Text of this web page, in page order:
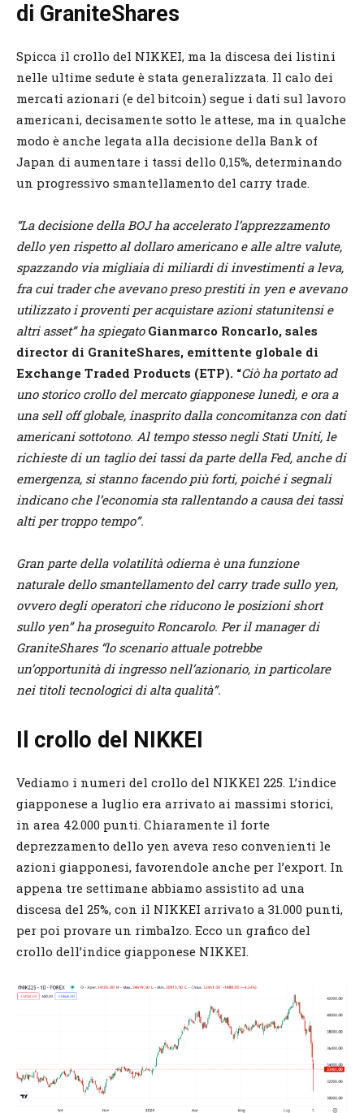
di GraniteShares
Spicca il crollo del NIKKEI, ma la discesa dei listini
nelle ultime sedute è stata generalizzata. Il calo dei
mercati azionari (e del bitcoin) segue i dati sul lavoro
americani, decisamente sotto le attese, ma in qualche
modo è anche legata alla decisione della Bank of
Japan di aumentare i tassi dello 0,15%, determinando
un progressivo smantellamento del carry trade.
“La decisione della BOJ ha accelerato l’apprezzamento
dello yen rispetto al dollaro americano e alle altre valute,
spazzando via migliaia di miliardi di investimenti a leva,
fra cui trader che avevano preso prestiti in yen e avevano
utilizzato i proventi per acquistare azioni statunitensi e
altri asset” ha spiegato Gianmarco Roncarlo, sales
director di GraniteShares, emittente globale di
Exchange Traded Products (ETP). “Ciò ha portato ad
uno storico crollo del mercato giapponese lunedì, e ora a
una sell off globale, inasprito dalla concomitanza con dati
americani sottotono. Al tempo stesso negli Stati Uniti, le
richieste di un taglio dei tassi da parte della Fed, anche di
emergenza, si stanno facendo più forti, poiché i segnali
indicano che l’economia sta rallentando a causa dei tassi
alti per troppo tempo”.
Gran parte della volatilità odierna è una funzione
naturale dello smantellamento del carry trade sullo yen,
ovvero degli operatori che riducono le posizioni short
sullo yen” ha proseguito Roncarolo. Per il manager di
GraniteShares “lo scenario attuale potrebbe
un’opportunità di ingresso nell’azionario, in particolare
nei titoli tecnologici di alta qualità”.
Il crollo del NIKKEI
Vediamo i numeri del crollo del NIKKEI 225. L’indice
giapponese a luglio era arrivato ai massimi storici,
in area 42.000 punti. Chiaramente il forte
deprezzamento dello yen aveva reso convenienti le
azioni giapponesi, favorendole anche per l’export. In
appena tre settimane abbiamo assistito ad una
discesa del 25%, con il NIKKEI arrivato a 31.000 punti,
per poi provare un rimbalzo. Ecco un grafico del
crollo dell’indice giapponese NIKKEI.